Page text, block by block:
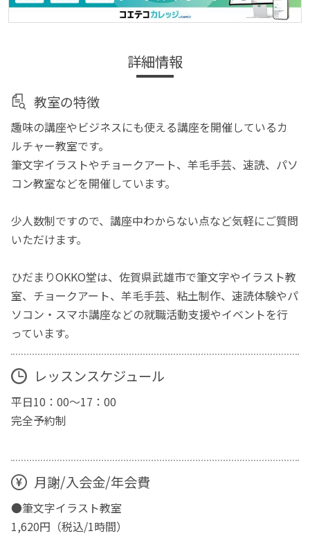
詳細情報
教室の特徴
趣味の講座やビジネスにも使える講座を開催しているカ
ルチャー教室です。
筆文字イラストやチョークアート、羊毛手芸、速読、パソ
コン教室などを開催しています。
少人数制ですので、講座中わからない点など気軽にご質問
いただけます。
ひだまりOKKO堂は、佐賀県武雄市で筆文字やイラスト教
室、チョークアート、羊毛手芸、粘土制作、速読体験やパ
ソコン・スマホ講座などの就職活動支援やイベントを行
っています。
レッスンスケジュール
平日10：00～17：00
完全予約制
月謝/入会金/年会費
●筆文字イラスト教室
1,620円（税込/1時間）